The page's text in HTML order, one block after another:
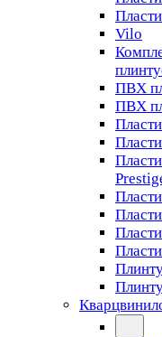
Vilo
ПВХ
ПВХ